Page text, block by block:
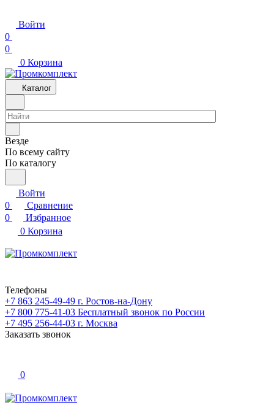
Войти
0
0
0 Корзина
Каталог
Везде
По всему сайту
По каталогу
Войти
0
Сравнение
0
Избранное
0 Корзина
Телефоны
+7 863 245-49-49 г. Ростов-на-Дону
+7 800 775-41-03 Бесплатный звонок по России
+7 495 256-44-03 г. Москва
Заказать звонок
0